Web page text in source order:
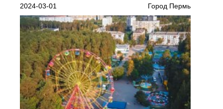
2024-03-01 Город Пермь